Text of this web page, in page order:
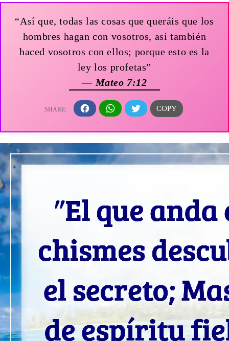
“Así que, todas las cosas que queráis que los
hombres hagan con vosotros, así también
haced vosotros con ellos; porque esto es la
ley los profetas”
— Mateo 7:12